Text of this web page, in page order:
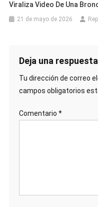
Viraliza Video De Una
21 de mayo de 2026
Deja una respuesta
Tu dirección de correo
campos obligatorios
Comentario *